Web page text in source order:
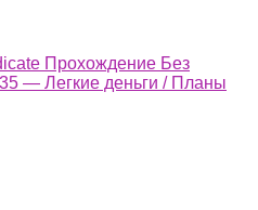
Прохождение Без
— Легкие деньги / Планы